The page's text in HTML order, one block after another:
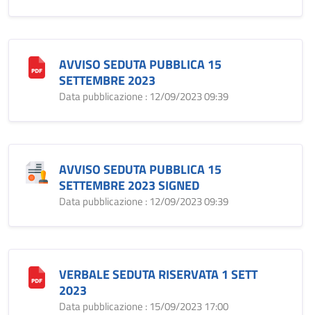
AVVISO SEDUTA PUBBLICA 15
SETTEMBRE 2023
Data pubblicazione : 12/09/2023 09:39
AVVISO SEDUTA PUBBLICA 15
SETTEMBRE 2023 SIGNED
Data pubblicazione : 12/09/2023 09:39
VERBALE SEDUTA RISERVATA 1 SETT
2023
Data pubblicazione : 15/09/2023 17:00